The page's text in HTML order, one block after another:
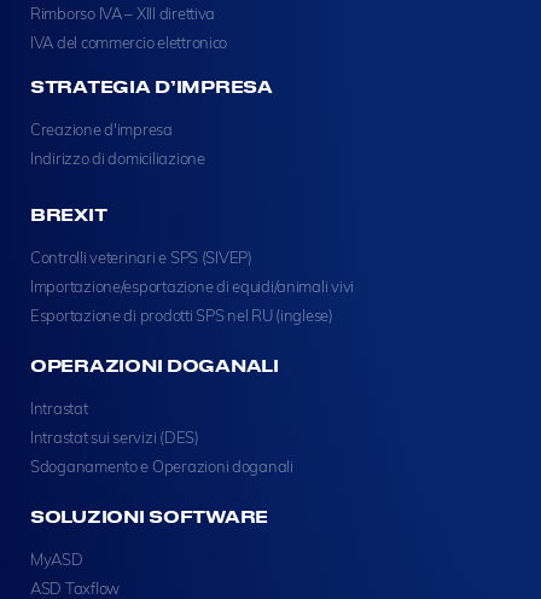
Rimborso IVA – XIII direttiva
IVA del commercio elettronico
STRATEGIA D’IMPRESA
Creazione d'impresa
Indirizzo di domiciliazione
BREXIT
Controlli veterinari e SPS (SIVEP)
Importazione/esportazione di equidi/animali vivi
Esportazione di prodotti SPS nel RU (inglese)
OPERAZIONI DOGANALI
Intrastat
Intrastat sui servizi (DES)
Sdoganamento e Operazioni doganali
SOLUZIONI SOFTWARE
MyASD
ASD Taxflow